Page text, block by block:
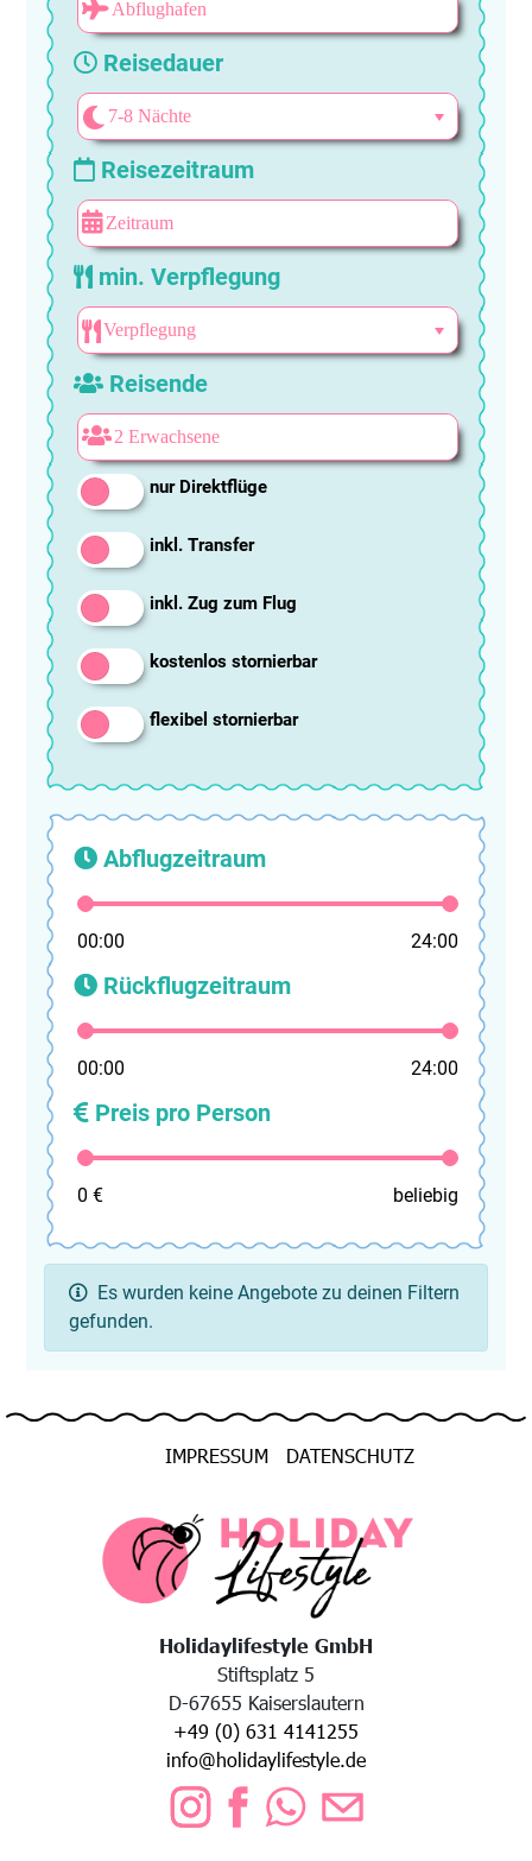
Reisedauer
Reisezeitraum
min. Verpflegung
Reisende
nur Direktflüge
inkl. Transfer
inkl. Zug zum Flug
kostenlos stornierbar
flexibel stornierbar
Abflugzeitraum
00:00 24:00
Rückflugzeitraum
00:00 24:00
Preis pro Person
0 € beliebig
Es wurden keine Angebote zu deinen Filtern
gefunden.
IMPRESSUM DATENSCHUTZ
Holidaylifestyle GmbH
Stiftsplatz 5
D-67655 Kaiserslautern
+49 (0) 631 4141255
info@holidaylifestyle.de